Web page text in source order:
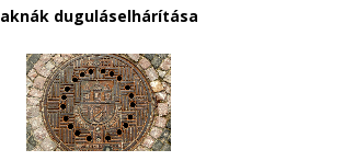
aknák duguláselhárítása